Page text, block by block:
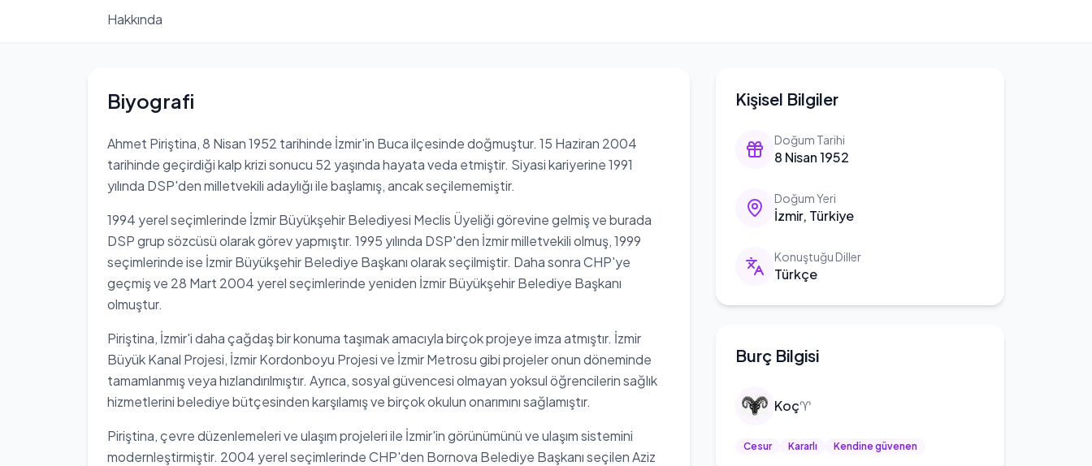
Hakkında
Kişisel Bilgiler
Doğum Tarihi
8 Nisan 1952
Doğum Yeri
İzmir, Türkiye
Konuştuğu Diller
Türkçe
Burç Bilgisi
Koç♈
Cesur Kararlı Kendine güvenen
Biyografi
Ahmet Piriştina, 8 Nisan 1952 tarihinde İzmir'in Buca ilçesinde doğmuştur. 15 Haziran 2004
tarihinde geçirdiği kalp krizi sonucu 52 yaşında hayata veda etmiştir. Siyasi kariyerine 1991
yılında DSP'den milletvekili adaylığı ile başlamış, ancak seçilememiştir.
1994 yerel seçimlerinde İzmir Büyükşehir Belediyesi Meclis Üyeliği görevine gelmiş ve burada
DSP grup sözcüsü olarak görev yapmıştır. 1995 yılında DSP'den İzmir milletvekili olmuş, 1999
seçimlerinde ise İzmir Büyükşehir Belediye Başkanı olarak seçilmiştir. Daha sonra CHP'ye
geçmiş ve 28 Mart 2004 yerel seçimlerinde yeniden İzmir Büyükşehir Belediye Başkanı
olmuştur.
Piriştina, İzmir'i daha çağdaş bir konuma taşımak amacıyla birçok projeye imza atmıştır. İzmir
Büyük Kanal Projesi, İzmir Kordonboyu Projesi ve İzmir Metrosu gibi projeler onun döneminde
tamamlanmış veya hızlandırılmıştır. Ayrıca, sosyal güvencesi olmayan yoksul öğrencilerin sağlık
hizmetlerini belediye bütçesinden karşılamış ve birçok okulun onarımını sağlamıştır.
Piriştina, çevre düzenlemeleri ve ulaşım projeleri ile İzmir'in görünümünü ve ulaşım sistemini
modernleştirmiştir. 2004 yerel seçimlerinde CHP'den Bornova Belediye Başkanı seçilen Aziz